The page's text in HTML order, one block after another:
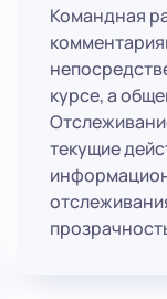
Командная
курсе, а
текущие